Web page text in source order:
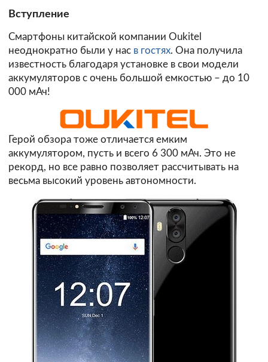
Вступление
Смартфоны китайской компании Oukitel
неоднократно были у нас в гостях. Она получила
известность благодаря установке в свои модели
аккумуляторов с очень большой емкостью – до 10
000 мАч!
Герой обзора тоже отличается емким
аккумулятором, пусть и всего 6 300 мАч. Это не
рекорд, но все равно позволяет рассчитывать на
весьма высокий уровень автономности.